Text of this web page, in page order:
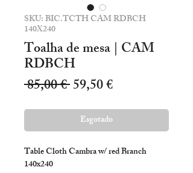
SKU: BIC.TCTH CAM RDBCH
140X240
Toalha de mesa | CAM
RDBCH
85,00 € Preço
59,50 €Preço
Esgotado
Table Cloth Cambra w/ red Branch
140x240